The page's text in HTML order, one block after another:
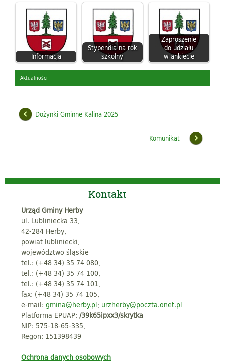
Informacja
Stypendia na rok
szkolny
Zaproszenie
do udziału
w ankiecie
Aktualności
Dożynki Gminne Kalina 2025
Komunikat
Kontakt
Urząd Gminy Herby
ul. Lubliniecka 33,
42-284 Herby,
powiat lubliniecki,
województwo śląskie
tel.: (+48 34) 35 74 080,
tel.: (+48 34) 35 74 100,
tel.: (+48 34) 35 74 101,
fax: (+48 34) 35 74 105,
e-mail:gmina@herby.pl; urzherby@poczta.onet.pl
Platforma EPUAP:/39k65ipxx3/skrytka
NIP: 575-18-65-335,
Regon: 151398439
Ochrona danych osobowych